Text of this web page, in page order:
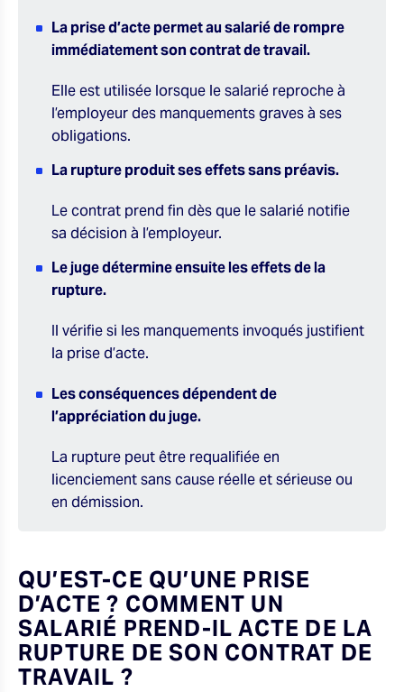
La prise d’acte permet au salarié de rompre
immédiatement son contrat de travail.
Elle est utilisée lorsque le salarié reproche à
l’employeur des manquements graves à ses
obligations.
La rupture produit ses effets sans préavis.
Le contrat prend fin dès que le salarié notifie
sa décision à l’employeur.
Le juge détermine ensuite les effets de la
rupture.
Il vérifie si les manquements invoqués justifient
la prise d’acte.
Les conséquences dépendent de
l’appréciation du juge.
La rupture peut être requalifiée en
licenciement sans cause réelle et sérieuse ou
en démission.
QU’EST-CE QU’UNE PRISE
D’ACTE ? COMMENT UN
SALARIÉ PREND-IL ACTE DE LA
RUPTURE DE SON CONTRAT DE
TRAVAIL ?